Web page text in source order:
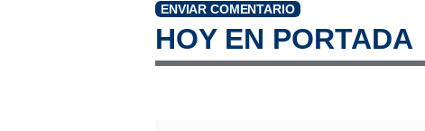
ENVIAR COMENTARIO
HOY EN PORTADA